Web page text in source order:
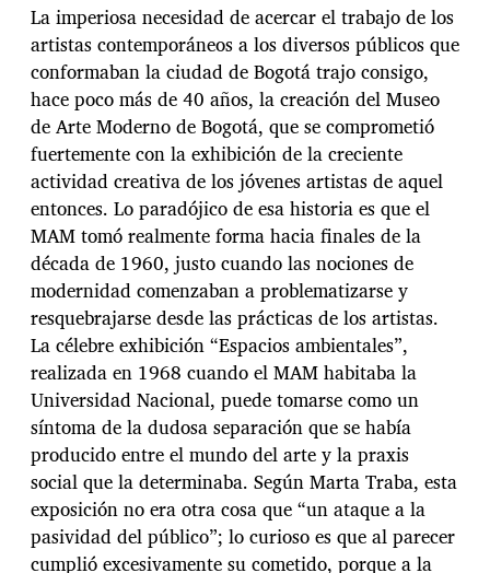
La imperiosa necesidad de acercar el trabajo de los
artistas contemporáneos a los diversos públicos que
conformaban la ciudad de Bogotá trajo consigo,
hace poco más de 40 años, la creación del Museo
de Arte Moderno de Bogotá, que se comprometió
fuertemente con la exhibición de la creciente
actividad creativa de los jóvenes artistas de aquel
entonces. Lo paradójico de esa historia es que el
MAM tomó realmente forma hacia finales de la
década de 1960, justo cuando las nociones de
modernidad comenzaban a problematizarse y
resquebrajarse desde las prácticas de los artistas.
La célebre exhibición “Espacios ambientales”,
realizada en 1968 cuando el MAM habitaba la
Universidad Nacional, puede tomarse como un
síntoma de la dudosa separación que se había
producido entre el mundo del arte y la praxis
social que la determinaba. Según Marta Traba, esta
exposición no era otra cosa que “un ataque a la
pasividad del público”; lo curioso es que al parecer
cumplió excesivamente su cometido, porque a la